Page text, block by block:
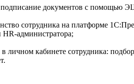
подписание документов с
сотрудника на платформе
HR-администратора;
личном кабинете сотрудника: